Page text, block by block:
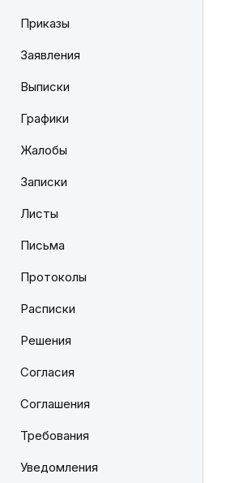
Приказы
Заявления
Выписки
Графики
Жалобы
Записки
Листы
Письма
Протоколы
Расписки
Решения
Согласия
Соглашения
Требования
Уведомления